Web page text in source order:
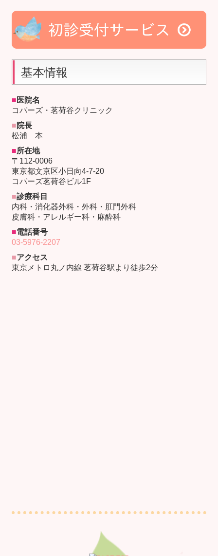
基本情報
■ 医院名
コパーズ・茗荷谷クリニック
■院長
松浦 本
■所在地
〒 112-0006
東京都文京区小日向4-7-20
コパーズ茗荷谷ビル1F
■診療科目
内科・消化器外科・外科・肛門外科
皮膚科・アレルギー科・麻酔科
■電話番号
03-5976-2207
■アクセス
東京メトロ丸ノ内線 茗荷谷駅より徒歩2分